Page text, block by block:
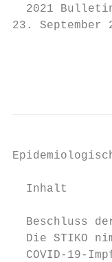
2021
23. September
  Inhalt
Beschluss
Die STIKO
­COVID-19-